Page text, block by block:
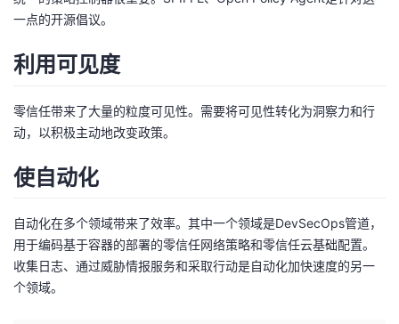
一点的开源倡议。
利用可见度
零信任带来了大量的粒度可见性。需要将可见性转化为洞察力和行
动，以积极主动地改变政策。
使自动化
自动化在多个领域带来了效率。其中一个领域是DevSecOps管道，
用于编码基于容器的部署的零信任网络策略和零信任云基础配置。
收集日志、通过威胁情报服务和采取行动是自动化加快速度的另一
个领域。